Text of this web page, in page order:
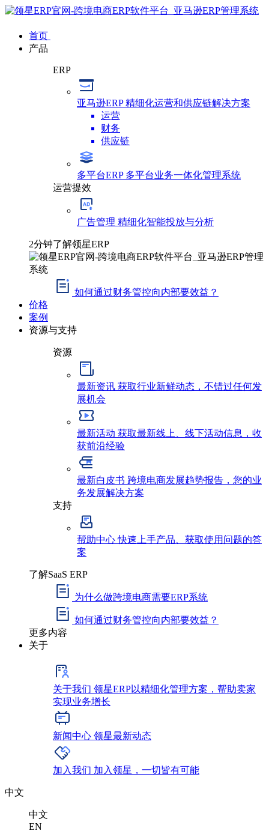
首页
产品
ERP
亚马逊ERP精细化运营和供应链解决方案
运营
财务
供应链
多平台ERP 多平台业务一体化管理系统
运营提效
广告管理 精细化智能投放与分析
2分钟了解领星ERP
如何通过财务管控向内部要效益？
价格
案例
资源与支持
资源
最新资讯 获取行业新鲜动态，不错过任何发
展机会
最新活动 获取最新线上、线下活动信息，收
获前沿经验
最新白皮书 跨境电商发展趋势报告，您的业
务发展解决方案
支持
帮助中心快速上手产品、获取使用问题的答
案
了解SaaS ERP
为什么做跨境电商需要ERP系统
如何通过财务管控向内部要效益？
更多内容
关于
关于我们 领星ERP以精细化管理方案，帮助卖家
实现业务增长
新闻中心 领星最新动态
加入我们 加入领星，一切皆有可能
中文
中文
EN